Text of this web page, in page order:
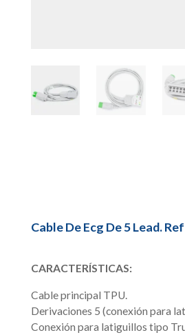
Cable De Ecg De 5 Lead.
CARACTERÍSTICAS:
Cable principal TPU.
Derivaciones 5 (conexión para
Conexión para latiguillos tipo